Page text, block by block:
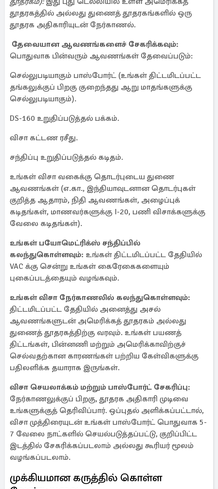
தூதரகத்தில் அல்லது துணைத் தூதரகங்களில் ஒரு
தூதரக அதிகாரியுடன் நேர்காணல்.
தேவையான ஆவணங்களைச் சேகரிக்கவும்:
பொதுவாக பின்வரும் ஆவணங்கள் தேவைப்படும்:
செல்லுபடியாகும் பாஸ்போர்ட் (உங்கள் திட்டமிடப்பட்ட
தங்கலுக்குப் பிறகு குறைந்தது ஆறு மாதங்களுக்கு
செல்லுபடியாகும்).
DS-160 உறுதிப்படுத்தல் பக்கம்.
விசா கட்டண ரசீது.
சந்திப்பு உறுதிப்படுத்தல் கடிதம்.
உங்கள் விசா வகைக்கு தொடர்புடைய துணை
ஆவணங்கள் (எ.கா., இந்தியாவுடனான தொடர்புகள்
குறித்த ஆதாரம், நிதி ஆவணங்கள், அழைப்புக்
கடிதங்கள், மாணவர்களுக்கு I-20, பணி விசாக்களுக்கு
வேலை கடிதங்கள்).
உங்கள் பயோமெட்ரிக்ஸ் சந்திப்பில்
கலந்துகொள்ளவும்: உங்கள் திட்டமிடப்பட்ட தேதியில்
VAC க்கு சென்று உங்கள் கைரேகைகளையும்
புகைப்படத்தையும் வழங்கவும்.
உங்கள் விசா நேர்காணலில் கலந்துகொள்ளவும்:
திட்டமிடப்பட்ட தேதியில் அனைத்து அசல்
ஆவணங்களுடன் அமெரிக்கத் தூதரகம் அல்லது
துணைத் தூதரகத்திற்கு வரவும். உங்கள் பயணத்
திட்டங்கள், பின்னணி மற்றும் அமெரிக்காவிற்குச்
செல்வதற்கான காரணங்கள் பற்றிய கேள்விகளுக்கு
பதிலளிக்க தயாராக இருங்கள்.
விசா செயலாக்கம் மற்றும் பாஸ்போர்ட் சேகரிப்பு:
நேர்காணலுக்குப் பிறகு, தூதரக அதிகாரி முடிவை
உங்களுக்குத் தெரிவிப்பார். ஒப்புதல் அளிக்கப்பட்டால்,
விசா முத்திரையுடன் உங்கள் பாஸ்போர்ட் பொதுவாக 5-
7 வேலை நாட்களில் செயல்படுத்தப்பட்டு, குறிப்பிட்ட
இடத்தில் சேகரிக்கப்படலாம் அல்லது கூரியர் மூலம்
வழங்கப்படலாம்.
முக்கியமான கருத்தில் கொள்ள